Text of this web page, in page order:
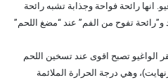
انها رائحة فواحة وجذابة تشبه رائحة
و”رائحة تفوح من الفم” عند “مضغ اللحم”
الواغيو تصبح اقوى عند تسخين اللحم
(178 درجة فهرنهايت)، وهي درجة الحرارة الملائمة